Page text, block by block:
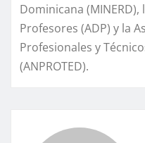
Dominicana
Profesores (ADP) y la
Profesionales y
(ANPROTED).